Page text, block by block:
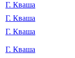
Г. Кваша
Г. Кваша
Г. Кваша
Г. Кваша